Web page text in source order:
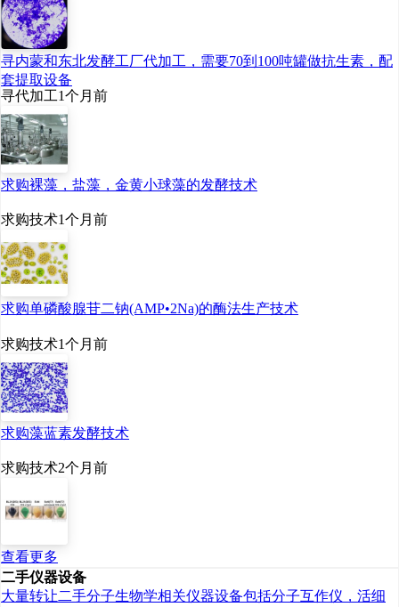
寻内蒙和东北发酵工厂代加工，需要70到100吨罐做抗生素，配
套提取设备
寻代加工1个月前
求购裸藻，盐藻，金黄小球藻的发酵技术
求购技术1个月前
求购单磷酸腺苷二钠(AMP•2Na)的酶法生产技术
求购技术1个月前
求购藻蓝素发酵技术
求购技术2个月前
查看更多
二手仪器设备
大量转让二手分子生物学相关仪器设备包括分子互作仪，活细